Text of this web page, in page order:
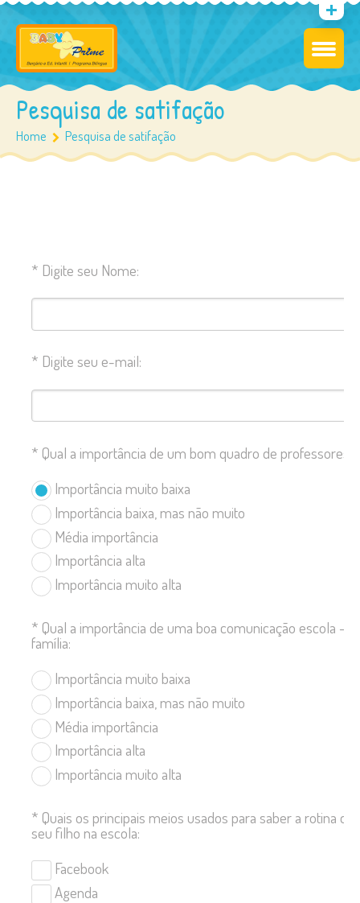
Pesquisa de satifação
Home Pesquisa de satifação
* Digite seu Nome:
* Digite seu e-mail:
* Qual a importância de um bom quadro de professores:
Importância muito baixa
Importância baixa, mas não muito
Média importância
Importância alta
Importância muito alta
* Qual a importância de uma boa comunicação escola –
família:
Importância muito baixa
Importância baixa, mas não muito
Média importância
Importância alta
Importância muito alta
* Quais os principais meios usados para saber a rotina de
seu filho na escola:
Facebook
Agenda